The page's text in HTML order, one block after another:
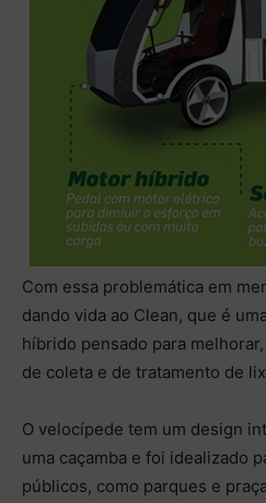
Com essa problemática em
dando vida ao Clean, que é
híbrido pensado para
de coleta e de tratamento de
O velocípede tem um design
uma caçamba e foi idealizado
públicos, como parques e